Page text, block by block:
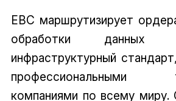
EBC маршрутизирует
обработки
инфраструктурный
профессиональными
компаниями по всему миру.